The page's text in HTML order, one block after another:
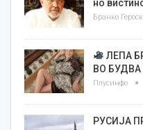
но
Бранко
ЛЕПА
ВО БУДВА
Плусинфо
РУСИЈА